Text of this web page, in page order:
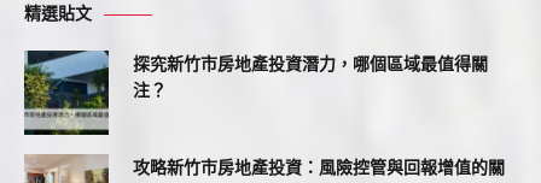
精選貼文
探究新竹市房地產投資潛力，哪個區域最值得關
注？
攻略新竹市房地產投資：風險控管與回報增值的關